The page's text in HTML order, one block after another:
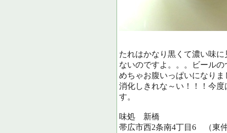
たれはかなり黒くて濃い味
ないのですよ。。。ビール
めちゃお腹いっぱいになりま
消化しきれな～い！！！今
す。
味処 新橋
帯広市西2条南4丁目6 （東